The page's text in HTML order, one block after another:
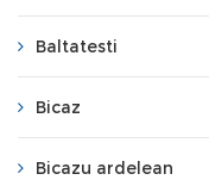
Baltatesti
Bicaz
Bicazu ardelean